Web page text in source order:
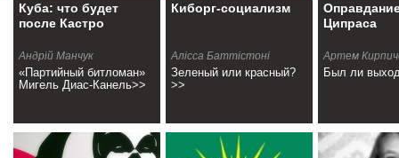
Куба: что будет
после Кастро
Андрiй Манчук
«Партийный битломан»
Мигель Диас-Канель>>
Киборг-социализм
Алiсса Баттiстонi
Зеленый или красный?
>>
Ципраса
Артем
Был ли